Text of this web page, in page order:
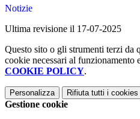
Notizie
Ultima revisione il 17-07-2025
Questo sito o gli strumenti terzi da
cookie necessari al
COOKIE POLICY.
Personalizza Rifiuta tutti i cookies
Gestione cookie